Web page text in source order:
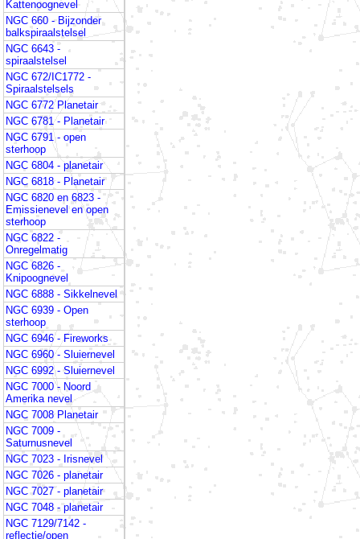
Kattenoognevel
NGC 660 - Bijzonder
balkspiraalstelsel
NGC 6643 -
spiraalstelsel
NGC 672/IC1772 -
Spiraalstelsels
NGC 6772 Planetair
NGC 6781 - Planetair
NGC 6791 - open
sterhoop
NGC 6804 - planetair
NGC 6818 - Planetair
NGC 6820 en 6823 -
Emissienevel en open
sterhoop
NGC 6822 -
Onregelmatig
NGC 6826 -
Knipoognevel
NGC 6888 - Sikkelnevel
NGC 6939 - Open
sterhoop
NGC 6946 - Fireworks
NGC 6960 - Sluiernevel
NGC 6992 - Sluiernevel
NGC 7000 - Noord
Amerika nevel
NGC 7008 Planetair
NGC 7009 -
Saturnusnevel
NGC 7023 - Irisnevel
NGC 7026 - planetair
NGC 7027 - planetair
NGC 7048 - planetair
NGC 7129/7142 -
reflectie/open